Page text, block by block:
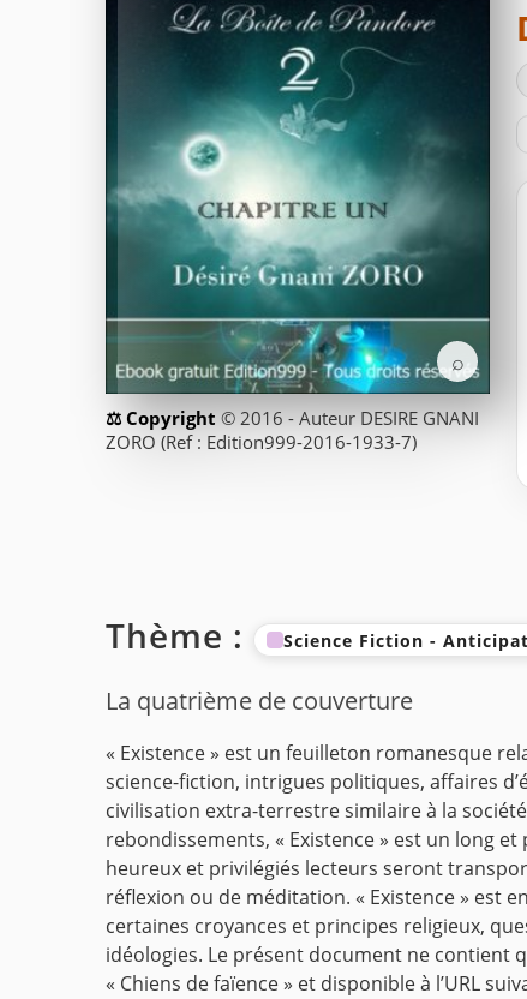
⌕
© 2016 - Auteur DESIRE GNANI
ZORO (Ref : Edition999-2016-1933-7)
Thème : Science Fiction -
La quatrième de couverture
« Existence » est un feuilleton romanesque
science-fiction, intrigues politiques, affaires
civilisation extra-terrestre similaire à la
rebondissements, « Existence » est un long
heureux et privilégiés lecteurs seront
réflexion ou de méditation. « Existence » est
certaines croyances et principes religieux,
idéologies. Le présent document ne contient
« Chiens de faïence » et disponible à l’URL